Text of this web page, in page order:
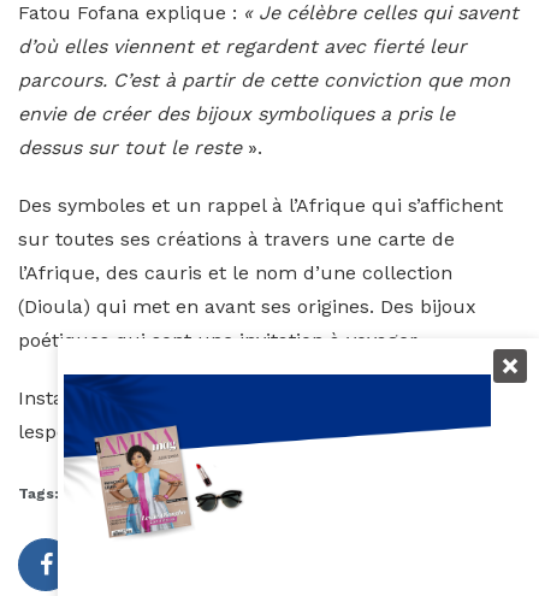
Fatou Fofana explique : « Je célèbre celles qui savent
d’où elles viennent et regardent avec fierté leur
parcours. C’est à partir de cette conviction que mon
envie de créer des bijoux symboliques a pris le
dessus sur tout le reste ».
Des symboles et un rappel à l’Afrique qui s’affichent
sur toutes ses créations à travers une carte de
l’Afrique, des cauris et le nom d’une collection
(Dioula) qui met en avant ses origines. Des bijoux
poétiques qui sont une invitation à voyager…
Instagram : @bijoux.lesperegrines | Site web :
lesperegrines.com Tiktok : @bijoux.lesperegrines •
Tags: Bijoux Double culture